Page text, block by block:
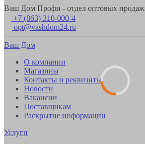
Ваш Дом Профи - отдел оптовых продаж
+7 (863) 310-000-4
opt@vashdom24.ru
Ваш Дом
О компании
Магазины
Контакты и реквизиты
Новости
Вакансии
Поставщикам
Раскрытие информации
Услуги